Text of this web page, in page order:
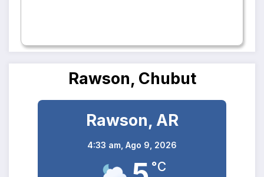
Rawson, Chubut
Rawson, AR
4:33 am, Ago 9, 2026
°C